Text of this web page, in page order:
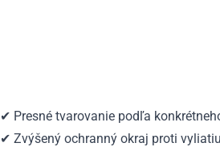
✔ Presné tvarovanie podľa
✔ Zvýšený ochranný okraj proti